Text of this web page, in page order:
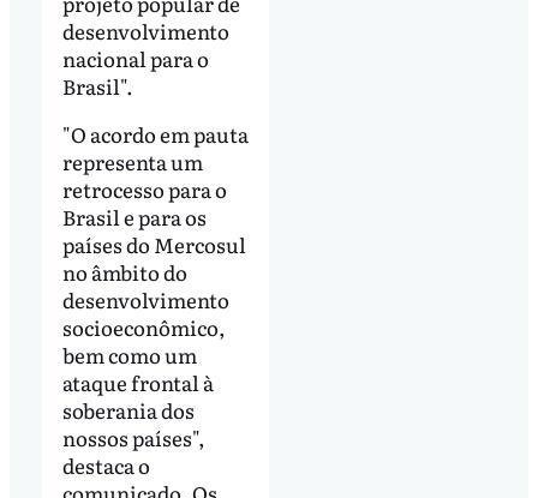
desenvolvimento
nacional para o
Brasil".
"O acordo em pauta
representa um
retrocesso para o
Brasil e para os
países do Mercosul
no âmbito do
desenvolvimento
socioeconômico,
bem como um
ataque frontal à
soberania dos
nossos países",
destaca o